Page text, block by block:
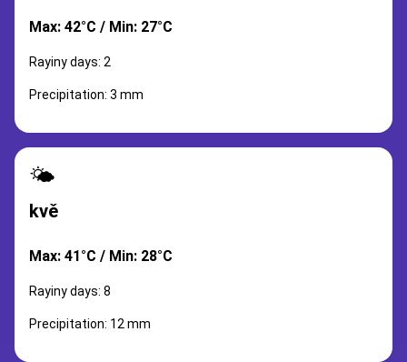
Max: 42°C / Min: 27°C
Rayiny days: 2
Precipitation: 3 mm
🌤️
kvě
Max: 41°C / Min: 28°C
Rayiny days: 8
Precipitation: 12 mm